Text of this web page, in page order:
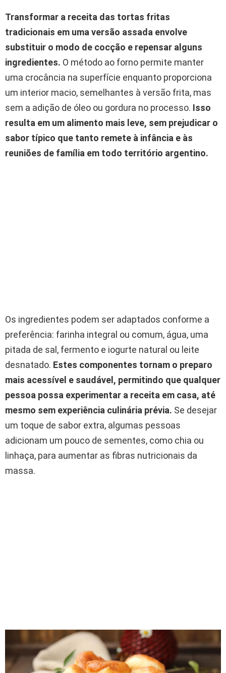
Transformar a receita das tortas fritas
tradicionais em uma versão assada envolve
substituir o modo de cocção e repensar alguns
ingredientes. O método ao forno permite manter
uma crocância na superfície enquanto proporciona
um interior macio, semelhantes à versão frita, mas
sem a adição de óleo ou gordura no processo. Isso
resulta em um alimento mais leve, sem prejudicar o
sabor típico que tanto remete à infância e às
reuniões de família em todo território argentino.
Os ingredientes podem ser adaptados conforme a
preferência: farinha integral ou comum, água, uma
pitada de sal, fermento e iogurte natural ou leite
desnatado. Estes componentes tornam o preparo
mais acessível e saudável, permitindo que qualquer
pessoa possa experimentar a receita em casa, até
mesmo sem experiência culinária prévia. Se desejar
um toque de sabor extra, algumas pessoas
adicionam um pouco de sementes, como chia ou
linhaça, para aumentar as fibras nutricionais da
massa.